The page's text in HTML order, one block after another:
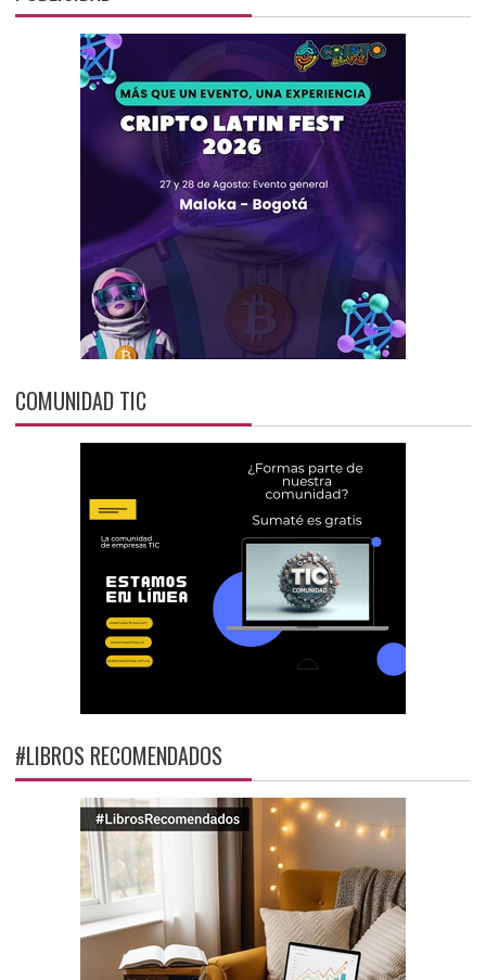
COMUNIDAD TIC
#LIBROS RECOMENDADOS